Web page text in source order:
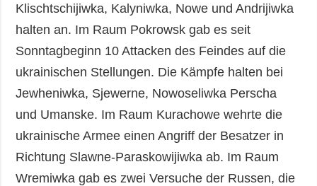
Klischtschijiwka, Kalyniwka, Nowe und Andrijiwka
halten an. Im Raum Pokrowsk gab es seit
Sonntagbeginn 10 Attacken des Feindes auf die
ukrainischen Stellungen. Die Kämpfe halten bei
Jewheniwka, Sjewerne, Nowoseliwka Perscha
und Umanske. Im Raum Kurachowe wehrte die
ukrainische Armee einen Angriff der Besatzer in
Richtung Slawne-Paraskowijiwka ab. Im Raum
Wremiwka gab es zwei Versuche der Russen, die